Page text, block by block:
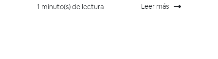
1 minuto(s) de lectura Leer más